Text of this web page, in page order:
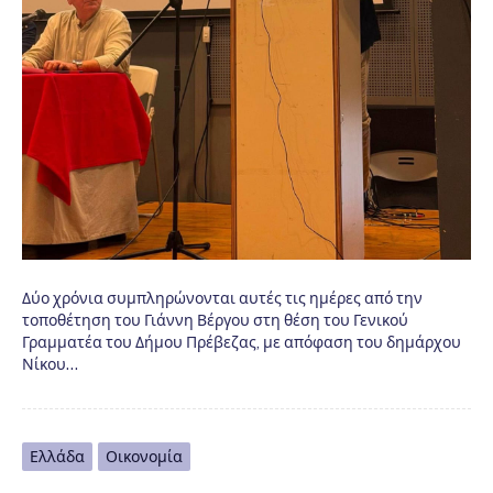
Δύο χρόνια συμπληρώνονται αυτές τις ημέρες από την
τοποθέτηση του Γιάννη Βέργου στη θέση του Γενικού
Γραμματέα του Δήμου Πρέβεζας, με απόφαση του δημάρχου
Νίκου…
Ελλάδα Οικονομία